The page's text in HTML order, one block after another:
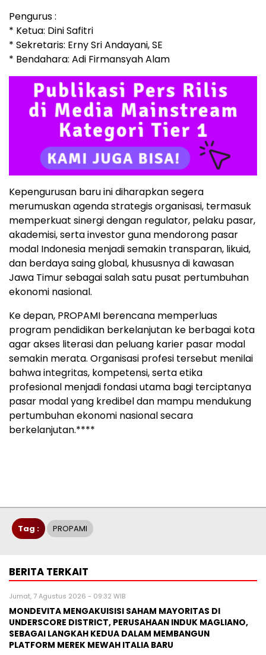
Pengurus :
* Ketua: Dini Safitri
* Sekretaris: Erny Sri Andayani, SE
* Bendahara: Adi Firmansyah Alam
Kepengurusan baru ini diharapkan segera
merumuskan agenda strategis organisasi, termasuk
memperkuat sinergi dengan regulator, pelaku pasar,
akademisi, serta investor guna mendorong pasar
modal Indonesia menjadi semakin transparan, likuid,
dan berdaya saing global, khususnya di kawasan
Jawa Timur sebagai salah satu pusat pertumbuhan
ekonomi nasional.
Ke depan, PROPAMI berencana memperluas
program pendidikan berkelanjutan ke berbagai kota
agar akses literasi dan peluang karier pasar modal
semakin merata. Organisasi profesi tersebut menilai
bahwa integritas, kompetensi, serta etika
profesional menjadi fondasi utama bagi terciptanya
pasar modal yang kredibel dan mampu mendukung
pertumbuhan ekonomi nasional secara
berkelanjutan.****
Tag : PROPAMI
BERITA TERKAIT
Jumat, 7 Agustus 2026 - 09:32 WIB
MONDEVITA MENGAKUISISI SAHAM MAYORITAS DI
UNDERSCORE DISTRICT, PERUSAHAAN INDUK MAGLIANO,
SEBAGAI LANGKAH KEDUA DALAM MEMBANGUN
PLATFORM MEREK MEWAH ITALIA BARU